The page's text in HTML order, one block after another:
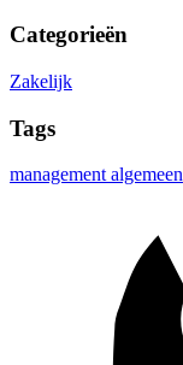
Categorieën
Zakelijk
Tags
management algemeen